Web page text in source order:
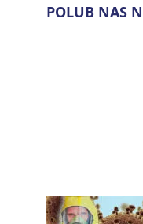
POLUB NAS